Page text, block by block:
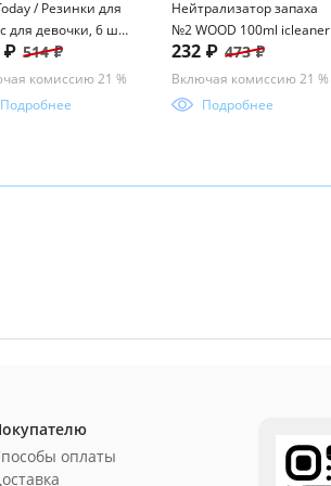
/ Резинки для
для девочки, 6 шт
₽ 514 ₽
комиссию 21 %
Подробнее
Нейтрализатор запаха
№2 WOOD 100ml icleaner
232 ₽ 473 ₽
Включая комиссию 21 %
Подробнее
оплаты